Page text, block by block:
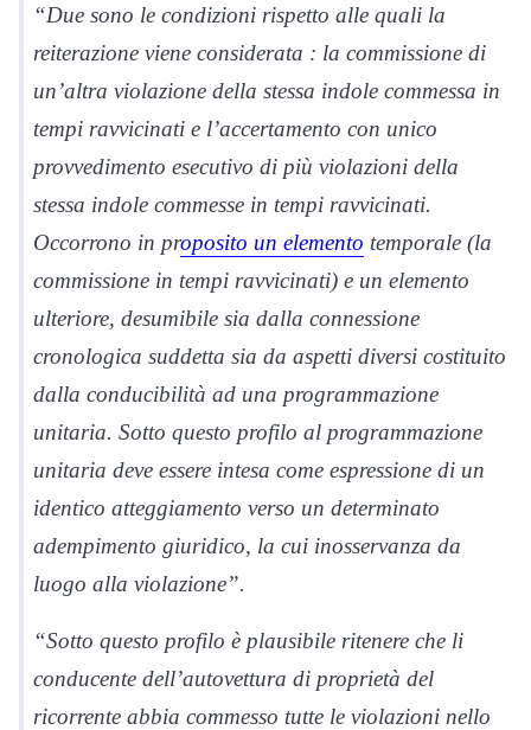
“Due sono le condizioni rispetto alle quali la
reiterazione viene considerata : la commissione di
un’altra violazione della stessa indole commessa in
tempi ravvicinati e l’accertamento con unico
provvedimento esecutivo di più violazioni della
stessa indole commesse in tempi ravvicinati.
Occorrono in proposito un elemento temporale (la
commissione in tempi ravvicinati) e un elemento
ulteriore, desumibile sia dalla connessione
cronologica suddetta sia da aspetti diversi costituito
dalla conducibilità ad una programmazione
unitaria. Sotto questo profilo al programmazione
unitaria deve essere intesa come espressione di un
identico atteggiamento verso un determinato
adempimento giuridico, la cui inosservanza da
luogo alla violazione”.
“Sotto questo profilo è plausibile ritenere che li
conducente dell’autovettura di proprietà del
ricorrente abbia commesso tutte le violazioni nello